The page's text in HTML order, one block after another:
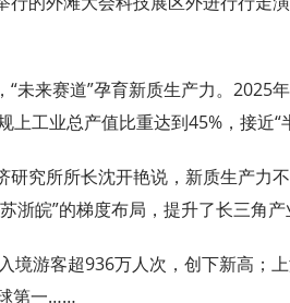
“未来赛道”孕育新质生产力。2025
上工业总产值比重达到45%，接近“
研究所所长沈开艳说，新质生产力
浙皖”的梯度布局，提升了长三角产
境游客超936万人次，创下新高；
第一……